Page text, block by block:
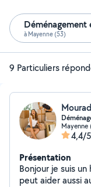
Déménagement
à Mayenne (53)
9 Particuliers
Mayenne
4,4/5
Présentation
Bonjour je suis un homme
peut aider aussi